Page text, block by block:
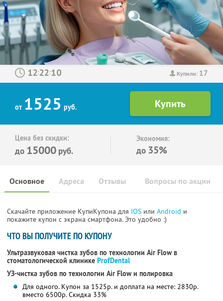
Купили: 17
: :
от 1525 руб.
Цена без скидки:
до 15000 руб.
Экономия:
до 35%
Основное Отзывы Вопросы по акции
Адреса
Скачайте приложение КупиКупона для IOS или Android и
покажите купон с экрана смартфона. Это удобно :)
ЧТО ВЫ ПОЛУЧИТЕ ПО КУПОНУ
Ультразвуковая чистка зубов по технологии Air Flow в
стоматологической клинике ProfDental
УЗ-чистка зубов по технологии Air Flow и полировка
Для одного. Купон за 1525р. и доплата на месте: 2830р.
вместо 6500р. Скидка 33%